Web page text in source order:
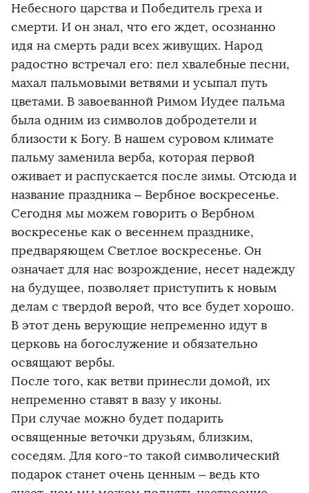
Небесного царства и Победитель греха и
смерти. И он знал, что его ждет, осознанно
идя на смерть ради всех живущих. Народ
радостно встречал его: пел хвалебные песни,
махал пальмовыми ветвями и усыпал путь
цветами. В завоеванной Римом Иудее пальма
была одним из символов добродетели и
близости к Богу. В нашем суровом климате
пальму заменила верба, которая первой
оживает и распускается после зимы. Отсюда и
название праздника – Вербное воскресенье.
Сегодня мы можем говорить о Вербном
воскресенье как о весеннем празднике,
предваряющем Светлое воскресенье. Он
означает для нас возрождение, несет надежду
на будущее, позволяет приступить к новым
делам с твердой верой, что все будет хорошо.
В этот день верующие непременно идут в
церковь на богослужение и обязательно
освящают вербы.
После того, как ветви принесли домой, их
непременно ставят в вазу у иконы.
При случае можно будет подарить
освященные веточки друзьям, близким,
соседям. Для кого-то такой символический
подарок станет очень ценным – ведь кто